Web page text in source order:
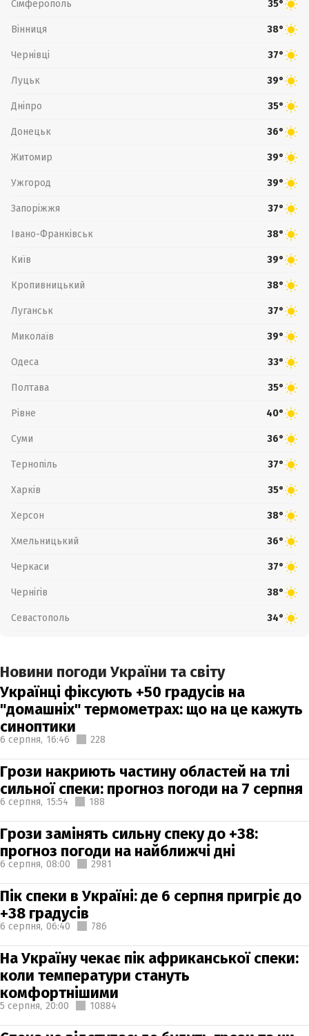
Сімферополь 35°
Вінниця 38°
Чернівці 37°
Луцьк 39°
Дніпро 35°
Донецьк 36°
Житомир 39°
Ужгород 39°
Запоріжжя 37°
Івано-Франківськ 38°
Київ 39°
Кропивницький 38°
Луганськ 37°
Миколаїв 39°
Одеса 33°
Полтава 35°
Рівне 40°
Суми 36°
Тернопіль 37°
Харків 35°
Херсон 38°
Хмельницький 36°
Черкаси 37°
Чернігів 38°
Севастополь 34°
Новини погоди України та світу
Українці фіксують +50 градусів на
"домашніх" термометрах: що на це кажуть
синоптики
6 серпня, 16:46 228
Грози накриють частину областей на тлі
сильної спеки: прогноз погоди на 7 серпня
6 серпня, 15:54 188
Грози замінять сильну спеку до +38:
прогноз погоди на найближчі дні
6 серпня, 08:00 2981
Пік спеки в Україні: де 6 серпня пригріє до
+38 градусів
6 серпня, 06:40 786
На Україну чекає пік африканської спеки:
коли температури стануть
комфортнішими
5 серпня, 20:00 10884